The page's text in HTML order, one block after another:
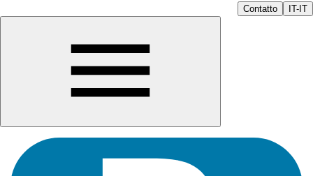
Contatto IT-IT